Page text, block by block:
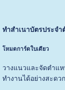
ทำสำเนาบัตรประจำ
โหมดการ์ดใบเดียว
วางแนวและจัดตำแ
ทำงานได้อย่างสะดว